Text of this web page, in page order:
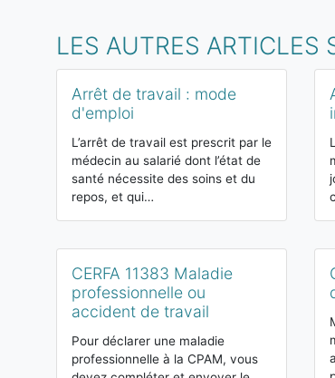
LES AUTRES ARTICLES
Arrêt de travail : mode
d'emploi
L’arrêt de travail est prescrit par le
médecin au salarié dont l’état de
santé nécessite des soins et du
repos, et qui…
CERFA 11383 Maladie
professionnelle ou
accident de travail
Pour déclarer une maladie
professionnelle à la CPAM, vous